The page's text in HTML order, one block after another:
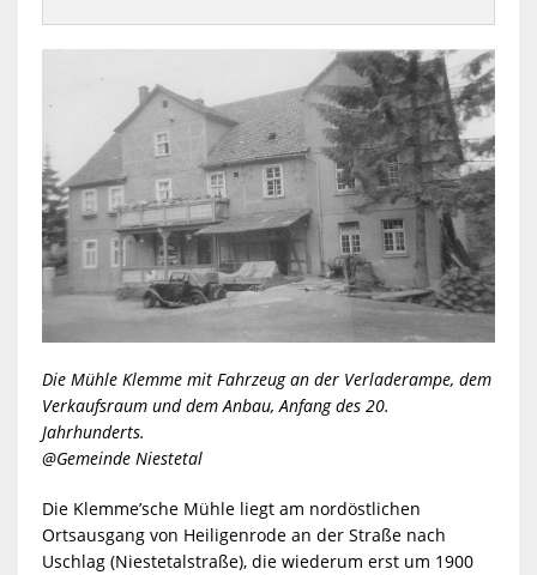
Die Mühle Klemme mit Fahrzeug an der Verladerampe, dem
Verkaufsraum und dem Anbau, Anfang des 20.
Jahrhunderts.
@Gemeinde Niestetal
Die Klemme’sche Mühle liegt am nordöstlichen
Ortsausgang von Heiligenrode an der Straße nach
Uschlag (Niestetalstraße), die wiederum erst um 1900